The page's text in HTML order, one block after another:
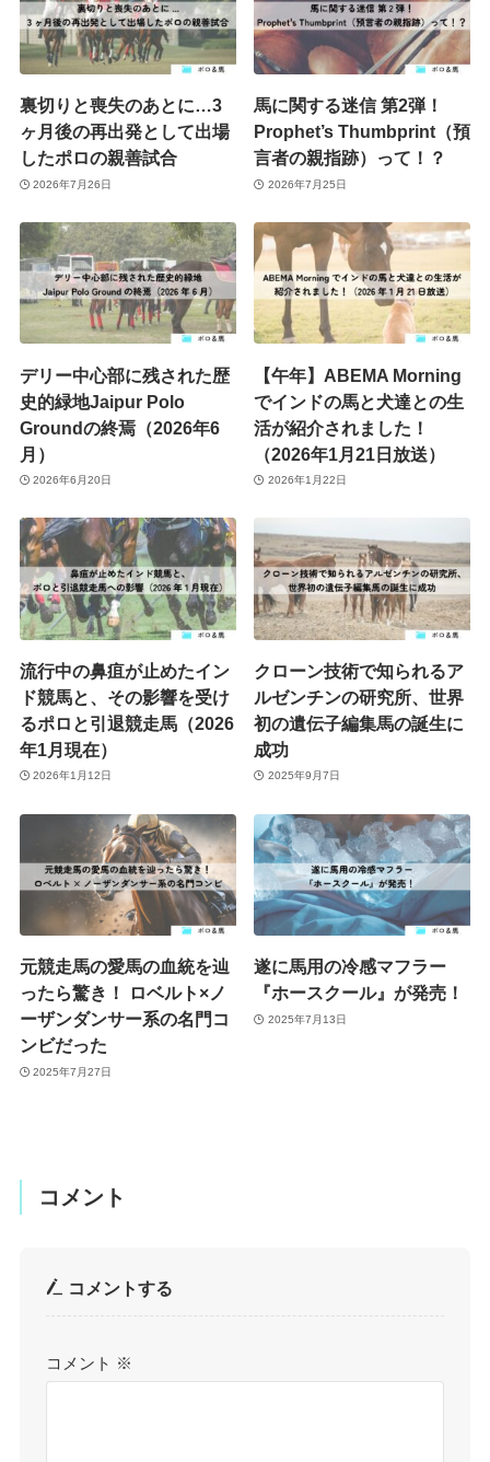
裏切りと喪失のあとに…3
ヶ月後の再出発として出場
したポロの親善試合
2026年7月26日
馬に関する迷信 第2弾！
Prophet’s Thumbprint（預
言者の親指跡）って！？
2026年7月25日
デリー中心部に残された歴
史的緑地Jaipur Polo
Groundの終焉（2026年6
月）
2026年6月20日
【午年】ABEMA Morning
でインドの馬と犬達との生
活が紹介されました！
（2026年1月21日放送）
2026年1月22日
流行中の鼻疽が止めたイン
ド競馬と、その影響を受け
るポロと引退競走馬（2026
年1月現在）
2026年1月12日
クローン技術で知られるア
ルゼンチンの研究所、世界
初の遺伝子編集馬の誕生に
成功
2025年9月7日
元競走馬の愛馬の血統を辿
ったら驚き！ ロベルト×ノ
ーザンダンサー系の名門コ
ンビだった
2025年7月27日
遂に馬用の冷感マフラー
『ホースクール』が発売！
2025年7月13日
コメント
コメントする
コメント ※